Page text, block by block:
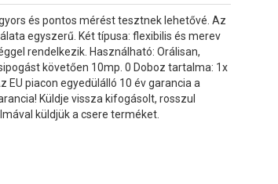
és pontos mérést tesztnek lehetővé. Az
egyszerű. Két típusa: flexibilis és merev
rendelkezik. Használható: Orálisan,
követően 10mp. 0 Doboz tartalma: 1x
EU piacon egyedülálló 10 év garancia a
Küldje vissza kifogásolt, rosszul
küldjük a csere terméket.